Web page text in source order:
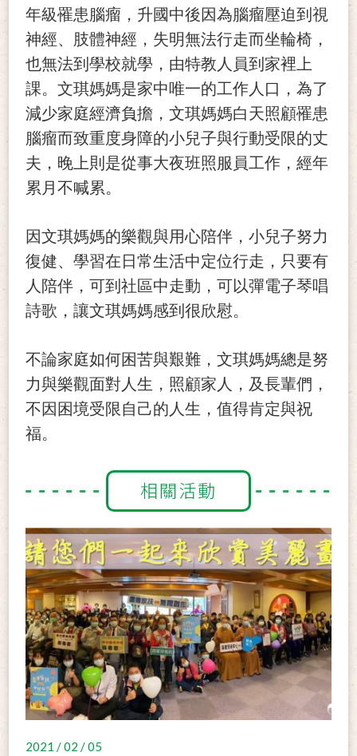
年級罹患腦瘤，升國中後因為腦瘤壓迫到視
神經、肢體神經，失明無法行走而坐輪椅，
也無法到學校就學，由特教人員到家裡上
課。文琪媽媽是家中唯一的工作人口，為了
減少家庭經濟負擔，文琪媽媽白天照顧罹患
腦瘤而致重度身障的小兒子與行動受限的丈
夫，晚上則是從事大夜班照服員工作，經年
累月不喊累。
因文琪媽媽的樂觀與用心陪伴，小兒子努力
復健、學習在日常生活中定位行走，只要有
人陪伴，可到社區中走動，可以彈電子琴唱
詩歌，讓文琪媽媽感到很欣慰。
不論家庭如何困苦與艱難，文琪媽媽總是努
力與樂觀面對人生，照顧家人，及長輩們，
不因困境受限自己的人生，值得肯定與祝
福。
相關活動
2021 / 02 / 05